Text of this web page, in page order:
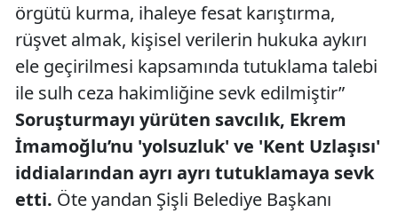
örgütü kurma, ihaleye fesat karıştırma,
rüşvet almak, kişisel verilerin hukuka aykırı
ele geçirilmesi kapsamında tutuklama talebi
ile sulh ceza hakimliğine sevk edilmiştir”
Soruşturmayı yürüten savcılık, Ekrem
İmamoğlu’nu 'yolsuzluk' ve 'Kent Uzlaşısı'
iddialarından ayrı ayrı tutuklamaya sevk
etti. Öte yandan Şişli Belediye Başkanı